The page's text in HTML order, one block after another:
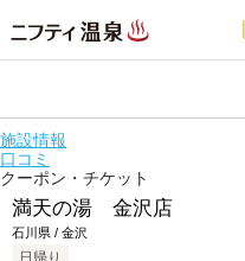
施設情報
口コミ
クーポン・チケット
満天の湯 金沢店
石川県 / 金沢
日帰り